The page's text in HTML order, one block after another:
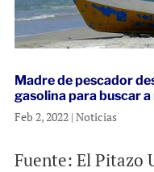
Madre de pescador
gasolina para buscar a
Feb 2, 2022| Noticias
Fuente: El Pitazo